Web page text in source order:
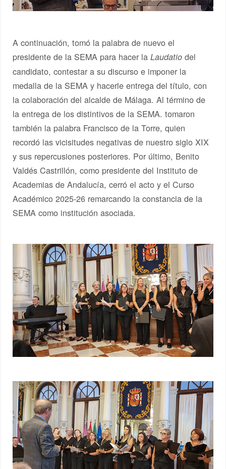
A continuación, tomó la palabra de nuevo el
presidente de la SEMA para hacer laLaudatiodel
candidato, contestar a su discurso e imponer la
medalla de la SEMA y hacerle entrega del título, con
la colaboración del alcalde de Málaga. Al término de
la entrega de los distintivos de la SEMA. tomaron
también la palabra Francisco de la Torre, quien
recordó las vicisitudes negativas de nuestro siglo XIX
y sus repercusiones posteriores. Por último, Benito
Valdés Castrillón, como presidente del Instituto de
Academias de Andalucía, cerró el acto y el Curso
Académico 2025-26 remarcando la constancia de la
SEMA como institución asociada.